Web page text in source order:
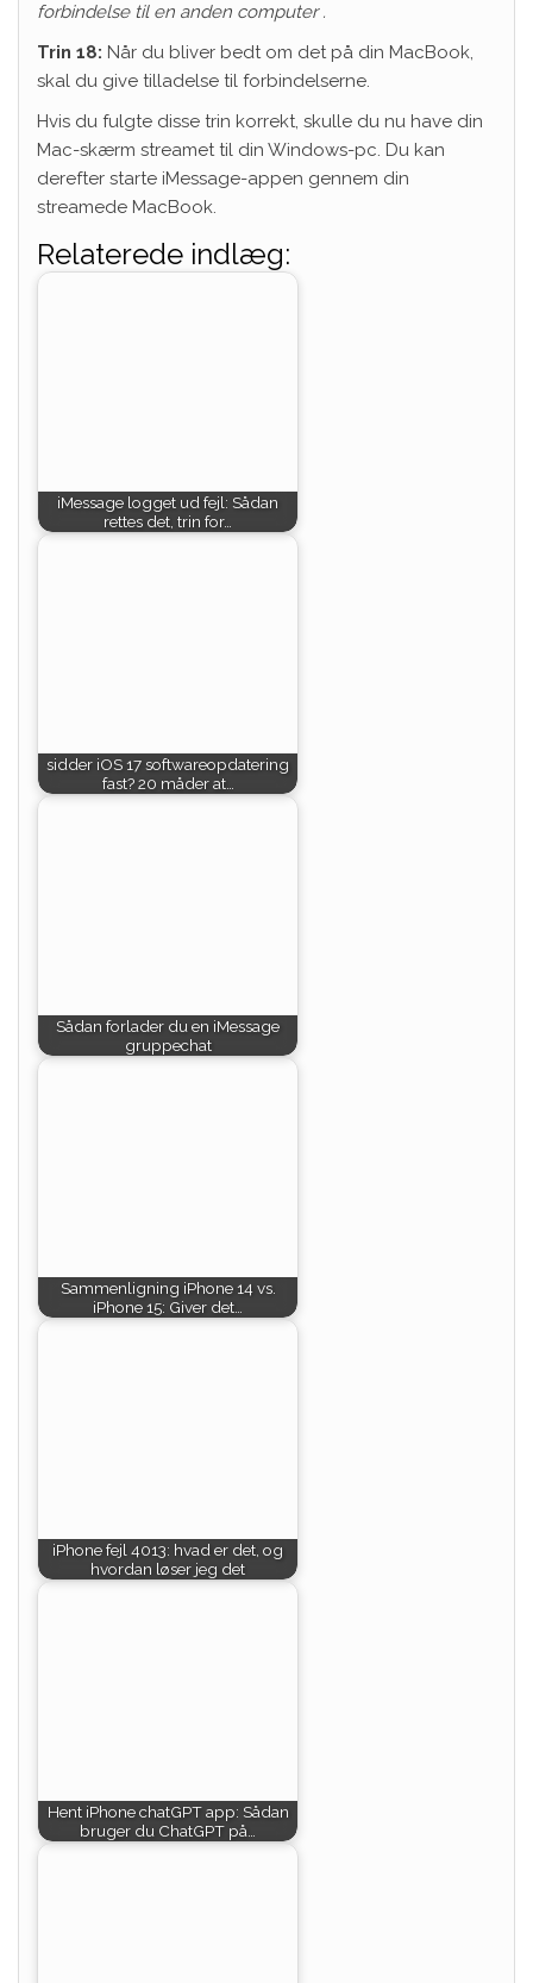
forbindelse til en anden computer .
Trin 18: Når du bliver bedt om det på din MacBook,
skal du give tilladelse til forbindelserne.
Hvis du fulgte disse trin korrekt, skulle du nu have din
Mac-skærm streamet til din Windows-pc. Du kan
derefter starte iMessage-appen gennem din
streamede MacBook.
Relaterede indlæg:
iMessage logget ud fejl: Sådan
rettes det, trin for…
sidder iOS 17 softwareopdatering
fast? 20 måder at…
Sådan forlader du en iMessage
gruppechat
Sammenligning iPhone 14 vs.
iPhone 15: Giver det…
iPhone fejl 4013: hvad er det, og
hvordan løser jeg det
Hent iPhone chatGPT app: Sådan
bruger du ChatGPT på…